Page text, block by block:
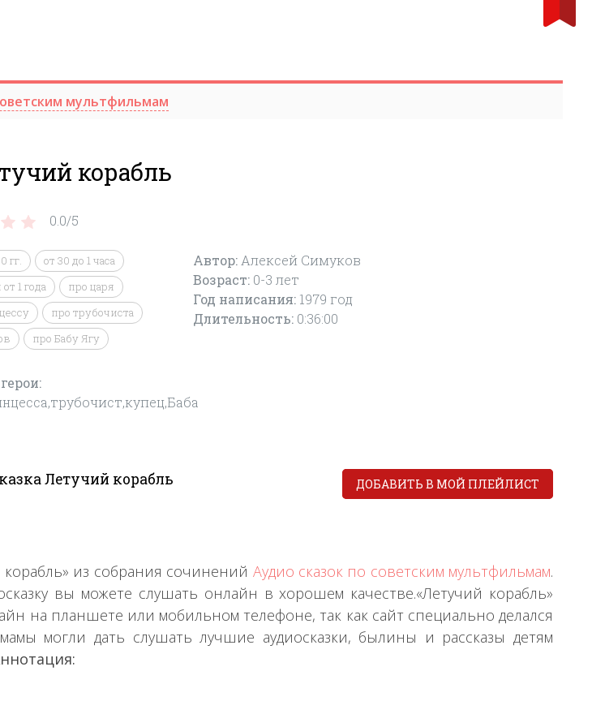
мультфильмам
корабль
0.0/5
гг.
от 30 до 1 часа
1 года
про царя
про трубочиста
про Бабу Ягу
Автор: Алексей Симуков
Возраст: 0-3 лет
Год написания: 1979 год
Длительность: 0:36:00
Летучий корабль ДОБАВИТЬ В МОЙ ПЛЕЙЛИСТ
корабль» из собрания сочинений Аудио сказок по советским мультфильмам.
вы можете слушать онлайн в хорошем качестве.«Летучий корабль»
на планшете или мобильном телефоне, так как сайт специально делался
могли дать слушать лучшие аудиосказки, былины и рассказы детям